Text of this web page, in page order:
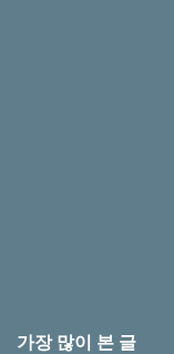
가장 많이 본 글